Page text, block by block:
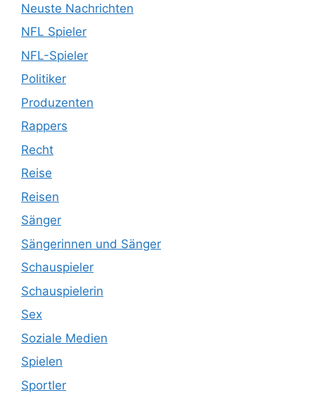
Neuste Nachrichten
NFL Spieler
NFL-Spieler
Politiker
Produzenten
Rappers
Recht
Reise
Reisen
Sänger
Sängerinnen und Sänger
Schauspieler
Schauspielerin
Sex
Soziale Medien
Spielen
Sportler